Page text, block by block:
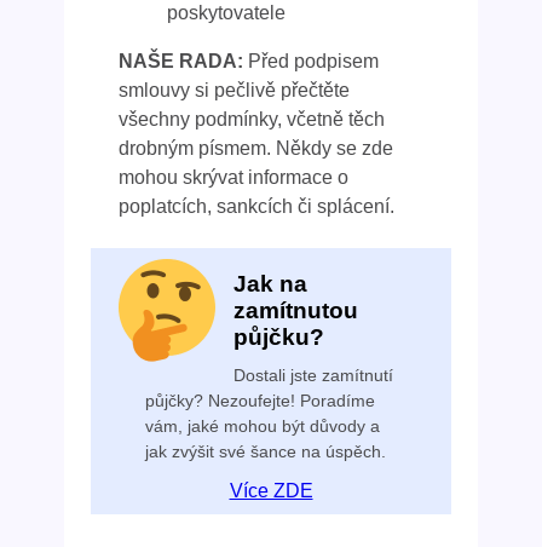
poskytovatele
NAŠE RADA: Před podpisem
smlouvy si pečlivě přečtěte
všechny podmínky, včetně těch
drobným písmem. Někdy se zde
mohou skrývat informace o
poplatcích, sankcích či splácení.
Jak na
zamítnutou
půjčku?
Dostali jste zamítnutí
půjčky? Nezoufejte! Poradíme
vám, jaké mohou být důvody a
jak zvýšit své šance na úspěch.
Více ZDE